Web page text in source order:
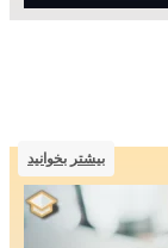
بیشتر بخوانید